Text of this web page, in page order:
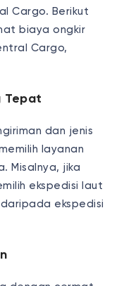
Cargo. Berikut
biaya ongkir
Cargo,
Tepat
dan jenis
layanan
Misalnya, jika
ekspedisi laut
ekspedisi